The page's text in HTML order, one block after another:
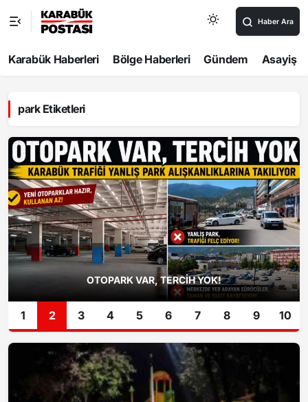
Haber Ara
Karabük Haberleri Bölge Haberleri Gündem Asayiş
park Etiketleri
OTOPARK VAR, TERCİH YOK!
1 2 3 4 5 6 7 8 9 10